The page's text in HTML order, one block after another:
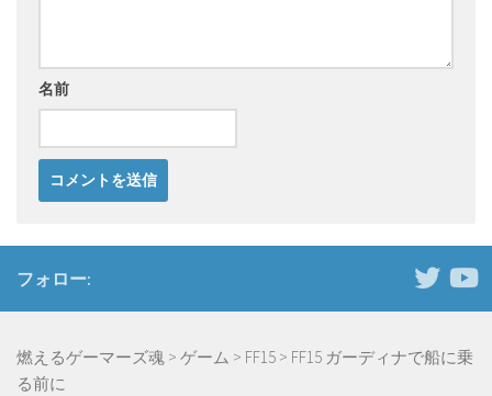
名前
フォロー:
燃えるゲーマーズ魂 > ゲーム > FF15 > FF15 ガーディナで船に乗
る前に